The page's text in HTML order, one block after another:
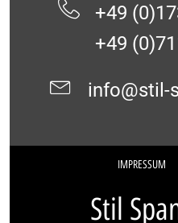
+49
+49
info@stil-
IMPRESSUM
Stil